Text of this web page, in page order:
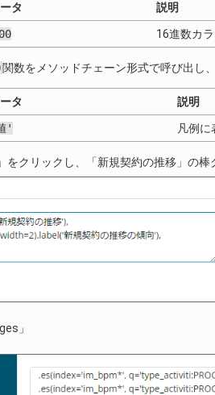
タ 説明
16進数カ
関数をメソッドチェーン形式で呼び出し
タ 説明
' 凡例
をクリックし、「新規契約の推移」の
」